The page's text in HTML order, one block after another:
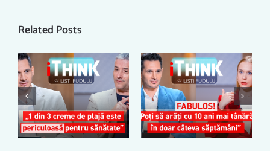
Related Posts
EȘTI PĂCĂLIT:
MEDICAMENT,
ALIMENT SAU
OTRAVĂ? –
SORIN MIERLEA
– iTHINK cu
TRATAMENTUL
NATURAL CARE
ÎNTINEREȘTE
FAȚA – CRISTINA
OBOROC –
iTHINK cu IUSTI